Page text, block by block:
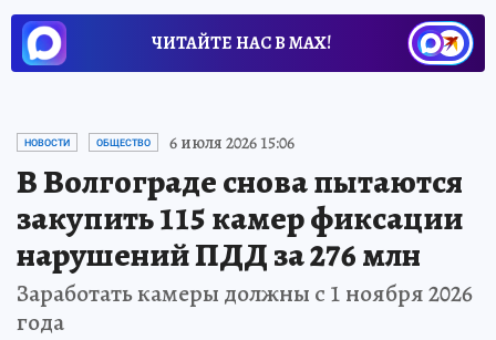
ЧИТАЙТЕ НАС В МАХ!
НОВОСТИ ОБЩЕСТВО 6 июля 2026 15:06
В Волгограде снова пытаются
закупить 115 камер фиксации
нарушений ПДД за 276 млн
Заработать камеры должны с 1 ноября 2026
года